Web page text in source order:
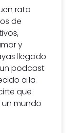
rato
de
y
llegado
podcast
a la
que
mundo